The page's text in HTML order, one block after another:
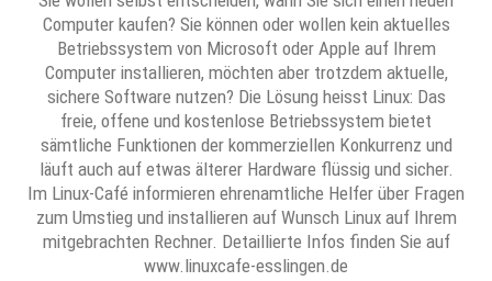
Computer kaufen? Sie können oder wollen kein aktuelles
Betriebssystem von Microsoft oder Apple auf Ihrem
Computer installieren, möchten aber trotzdem aktuelle,
sichere Software nutzen? Die Lösung heisst Linux: Das
freie, offene und kostenlose Betriebssystem bietet
sämtliche Funktionen der kommerziellen Konkurrenz und
läuft auch auf etwas älterer Hardware flüssig und sicher.
Im Linux-Café informieren ehrenamtliche Helfer über Fragen
zum Umstieg und installieren auf Wunsch Linux auf Ihrem
mitgebrachten Rechner. Detaillierte Infos finden Sie auf
www.linuxcafe-esslingen.de